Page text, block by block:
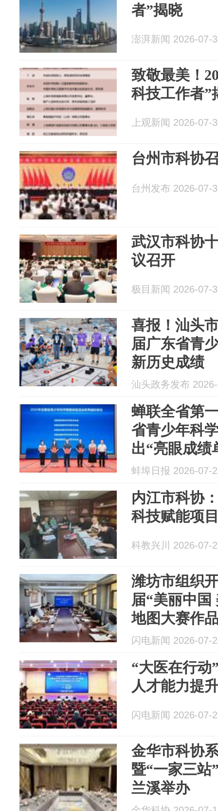
者”揭晓
澎湃新闻 2026-07-
致敬最美！
科技工作者”
上观新闻 2026-07-
台州市科协
台州发布 2026-07-
武汉市科协
议召开
极目新闻 2026-07-
喜报！汕头
届广东省青
新历史成绩
汕头政务发布
蝉联全省第
省青少年科
出“亮眼成绩
蚌埠日报 2026-07-
内江市科协
科技赋能项
科教兴川 2026-07-
潍坊市组织
届“美丽中国
地图大赛作
闪电新闻 2026-07-
“大医在行
人才能力提
闪电新闻 2026-07-
金华市科协
暨“一家三站
兰溪举办